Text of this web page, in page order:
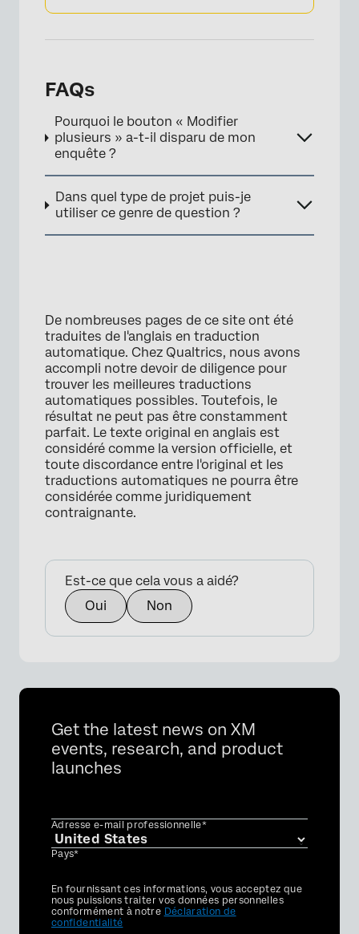
×
FAQs
Pourquoi le bouton « Modifier
plusieurs » a-t-il disparu de mon
enquête ?
Dans quel type de projet puis-je
utiliser ce genre de question ?
De nombreuses pages de ce site ont été
traduites de l'anglais en traduction
automatique. Chez Qualtrics, nous avons
accompli notre devoir de diligence pour
trouver les meilleures traductions
automatiques possibles. Toutefois, le
résultat ne peut pas être constamment
parfait. Le texte original en anglais est
considéré comme la version officielle, et
toute discordance entre l'original et les
traductions automatiques ne pourra être
considérée comme juridiquement
contraignante.
Est-ce que cela vous a aidé?
Oui
Non
Get the latest news on XM
events, research, and product
launches
Adresse e-mail professionnelle*
Pays*
Privacy
Optin
En fournissant ces informations, vous acceptez que
nous puissions traiter vos données personnelles
conformément à notre Déclaration de
confidentialité